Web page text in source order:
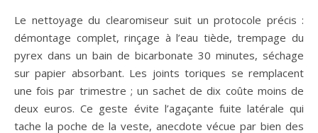
Le nettoyage du clearomiseur suit un protocole précis :
démontage complet, rinçage à l’eau tiède, trempage du
pyrex dans un bain de bicarbonate 30 minutes, séchage
sur papier absorbant. Les joints toriques se remplacent
une fois par trimestre ; un sachet de dix coûte moins de
deux euros. Ce geste évite l’agaçante fuite latérale qui
tache la poche de la veste, anecdote vécue par bien des